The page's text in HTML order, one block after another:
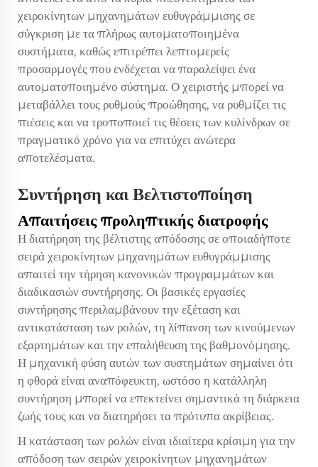
χειροκίνητων μηχανημάτων ευθυγράμμισης σε
σύγκριση με τα πλήρως αυτοματοποιημένα
συστήματα, καθώς επιτρέπει λεπτομερείς
προσαρμογές που ενδέχεται να παραλείψει ένα
αυτοματοποιημένο σύστημα. Ο χειριστής μπορεί να
μεταβάλλει τους ρυθμούς προώθησης, να ρυθμίζει τις
πιέσεις και να τροποποιεί τις θέσεις των κυλίνδρων σε
πραγματικό χρόνο για να επιτύχει ανώτερα
αποτελέσματα.
Συντήρηση και Βελτιστοποίηση
Απαιτήσεις προληπτικής διατροφής
Η διατήρηση της βέλτιστης απόδοσης σε οποιαδήποτε
σειρά χειροκίνητων μηχανημάτων ευθυγράμμισης
απαιτεί την τήρηση κανονικών προγραμμάτων και
διαδικασιών συντήρησης. Οι βασικές εργασίες
συντήρησης περιλαμβάνουν την εξέταση και
αντικατάσταση των ρολών, τη λίπανση των κινούμενων
εξαρτημάτων και την επαλήθευση της βαθμονόμησης.
Η μηχανική φύση αυτών των συστημάτων σημαίνει ότι
η φθορά είναι αναπόφευκτη, ωστόσο η κατάλληλη
συντήρηση μπορεί να επεκτείνει σημαντικά τη διάρκεια
ζωής τους και να διατηρήσει τα πρότυπα ακρίβειας.
Η κατάσταση των ρολών είναι ιδιαίτερα κρίσιμη για την
απόδοση των σειρών χειροκίνητων μηχανημάτων